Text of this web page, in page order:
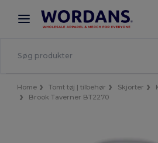
× Wordans-app
Bedre priser i appen!
Home Tomt tøj | tilbehør Skjorter
Brook Taverner BT2270